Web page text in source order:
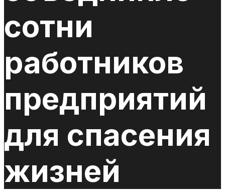
сотни
работников
предприятий
для спасения
жизней